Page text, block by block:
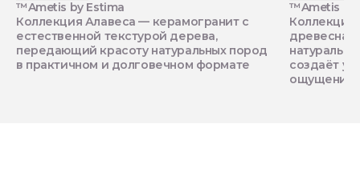
™Ametis by Estima
Коллекция Алавеса — керамогранит с
естественной текстурой дерева,
передающий красоту натуральных пород
в практичном и долговечном формате
™Ametis by
Коллекция
древесная
создаёт
ощущение